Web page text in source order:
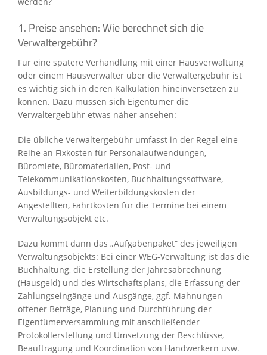
1. Preise ansehen: Wie berechnet sich die
Verwaltergebühr?
Für eine spätere Verhandlung mit einer Hausverwaltung
oder einem Hausverwalter über die Verwaltergebühr ist
es wichtig sich in deren Kalkulation hineinversetzen zu
können. Dazu müssen sich Eigentümer die
Verwaltergebühr etwas näher ansehen:
Die übliche Verwaltergebühr umfasst in der Regel eine
Reihe an Fixkosten für Personalaufwendungen,
Büromiete, Büromaterialien, Post- und
Telekommunikationskosten, Buchhaltungssoftware,
Ausbildungs- und Weiterbildungskosten der
Angestellten, Fahrtkosten für die Termine bei einem
Verwaltungsobjekt etc.
Dazu kommt dann das „Aufgabenpaket“ des jeweiligen
Verwaltungsobjekts: Bei einer WEG-Verwaltung ist das die
Buchhaltung, die Erstellung der Jahresabrechnung
(Hausgeld) und des Wirtschaftsplans, die Erfassung der
Zahlungseingänge und Ausgänge, ggf. Mahnungen
offener Beträge, Planung und Durchführung der
Eigentümerversammlung mit anschließender
Protokollerstellung und Umsetzung der Beschlüsse,
Beauftragung und Koordination von Handwerkern usw.